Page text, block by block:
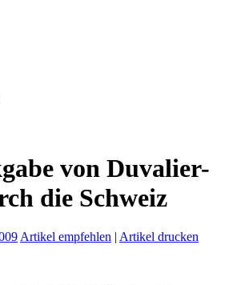
von Duvalier-
die Schweiz
Artikel empfehlen | Artikel drucken